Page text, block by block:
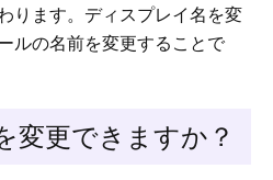
ります。ディスプレイ名を変
ルの名前を変更することで
変更できますか？